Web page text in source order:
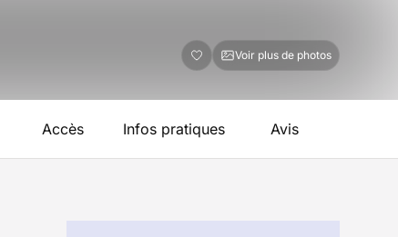
Voir plus de photos
Accès Infos pratiques Avis